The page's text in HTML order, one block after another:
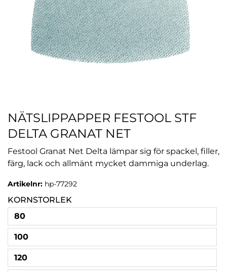
NÄTSLIPPAPPER FESTOOL STF
DELTA GRANAT NET
Festool Granat Net Delta lämpar sig för spackel, filler,
färg, lack och allmänt mycket dammiga underlag.
Artikelnr: hp-77292
KORNSTORLEK
80
100
120